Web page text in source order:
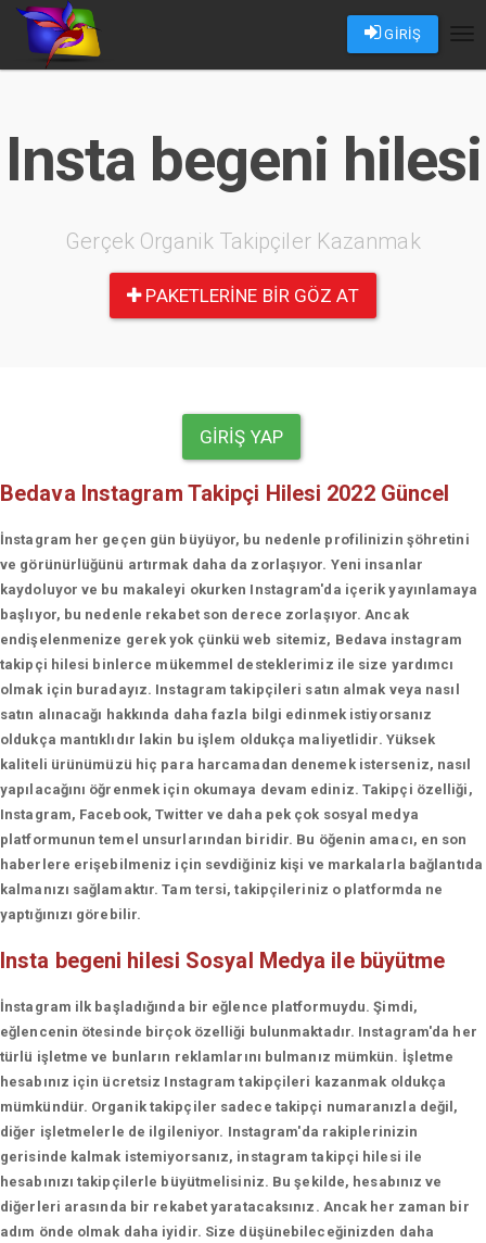
GİRİŞ
Insta begeni hilesi
Gerçek Organik Takipçiler Kazanmak
PAKETLERINE BIR GÖZ AT
GIRIŞ YAP
Bedava Instagram Takipçi Hilesi 2022 Güncel
İnstagram her geçen gün büyüyor, bu nedenle profilinizin şöhretini
ve görünürlüğünü artırmak daha da zorlaşıyor. Yeni insanlar
kaydoluyor ve bu makaleyi okurken Instagram'da içerik yayınlamaya
başlıyor, bu nedenle rekabet son derece zorlaşıyor. Ancak
endişelenmenize gerek yok çünkü web sitemiz, Bedava instagram
takipçi hilesi binlerce mükemmel desteklerimiz ile size yardımcı
olmak için buradayız. Instagram takipçileri satın almak veya nasıl
satın alınacağı hakkında daha fazla bilgi edinmek istiyorsanız
oldukça mantıklıdır lakin bu işlem oldukça maliyetlidir. Yüksek
kaliteli ürünümüzü hiç para harcamadan denemek isterseniz, nasıl
yapılacağını öğrenmek için okumaya devam ediniz. Takipçi özelliği,
Instagram, Facebook, Twitter ve daha pek çok sosyal medya
platformunun temel unsurlarından biridir. Bu öğenin amacı, en son
haberlere erişebilmeniz için sevdiğiniz kişi ve markalarla bağlantıda
kalmanızı sağlamaktır. Tam tersi, takipçileriniz o platformda ne
yaptığınızı görebilir.
Insta begeni hilesi Sosyal Medya ile büyütme
İnstagram ilk başladığında bir eğlence platformuydu. Şimdi,
eğlencenin ötesinde birçok özelliği bulunmaktadır. Instagram'da her
türlü işletme ve bunların reklamlarını bulmanız mümkün. İşletme
hesabınız için ücretsiz Instagram takipçileri kazanmak oldukça
mümkündür. Organik takipçiler sadece takipçi numaranızla değil,
diğer işletmelerle de ilgileniyor. Instagram'da rakiplerinizin
gerisinde kalmak istemiyorsanız, instagram takipçi hilesi ile
hesabınızı takipçilerle büyütmelisiniz. Bu şekilde, hesabınız ve
diğerleri arasında bir rekabet yaratacaksınız. Ancak her zaman bir
adım önde olmak daha iyidir. Size düşünebileceğinizden daha